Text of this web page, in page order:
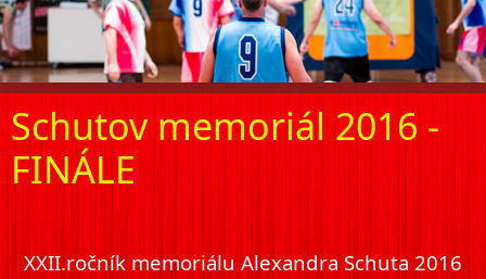
Schutov memoriál 2016 -
FINÁLE
XXII.ročník memoriálu Alexandra Schuta 2016